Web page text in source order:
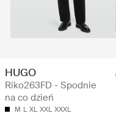
HUGO
Riko263FD - Spodnie
na co dzień
M L XL XXL XXXL